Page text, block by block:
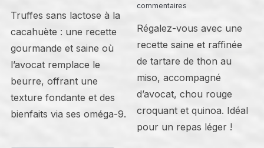
Truffes sans lactose à la
cacahuète : une recette
gourmande et saine où
l’avocat remplace le
beurre, offrant une
texture fondante et des
bienfaits via ses oméga-9.
commentaires
Régalez-vous avec une
recette saine et raffinée
de tartare de thon au
miso, accompagné
d’avocat, chou rouge
croquant et quinoa. Idéal
pour un repas léger !